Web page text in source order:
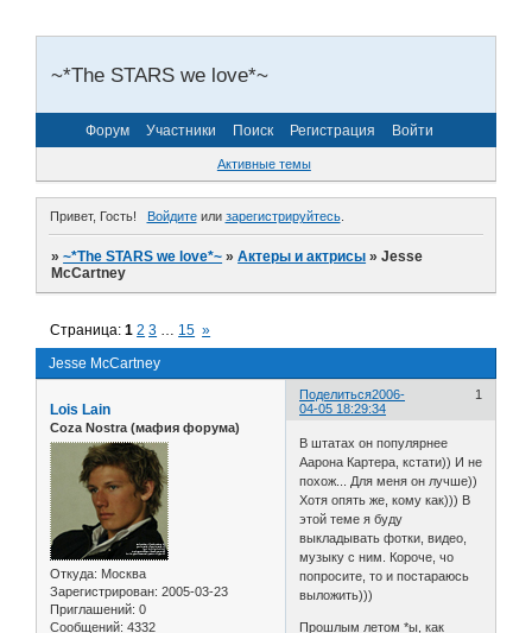
~*The STARS we love*~
Форум Участники Поиск Регистрация Войти
Активные темы
Привет, Гость! Войдитеили зарегистрируйтесь.
»~*The STARS we love*~ »Актеры и актрисы »Jesse
McCartney
Jesse McCartney
Страница:1 2 3 … 15 »
Поделиться 1
2006-
04-05 18:29:34
Lois Lain
Coza Nostra (мафия форума)
Откуда: Москва
Зарегистрирован: 2005-03-23
Приглашений: 0
Сообщений: 4332
В штатах он популярнее
Аарона Картера, кстати)) И не
похож... Для меня он лучше))
Хотя опять же, кому как))) В
этой теме я буду
выкладывать фотки, видео,
музыку с ним. Короче, чо
попросите, то и постараюсь
выложить)))
Прошлым летом *ы, как